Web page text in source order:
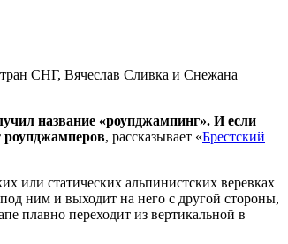
СНГ, Вячеслав Сливка и Снежана
название «роупджампинг». И если
роупджамперов, рассказывает «Брестский
или статических альпинистских веревках
ним и выходит на него с другой стороны,
плавно переходит из вертикальной в